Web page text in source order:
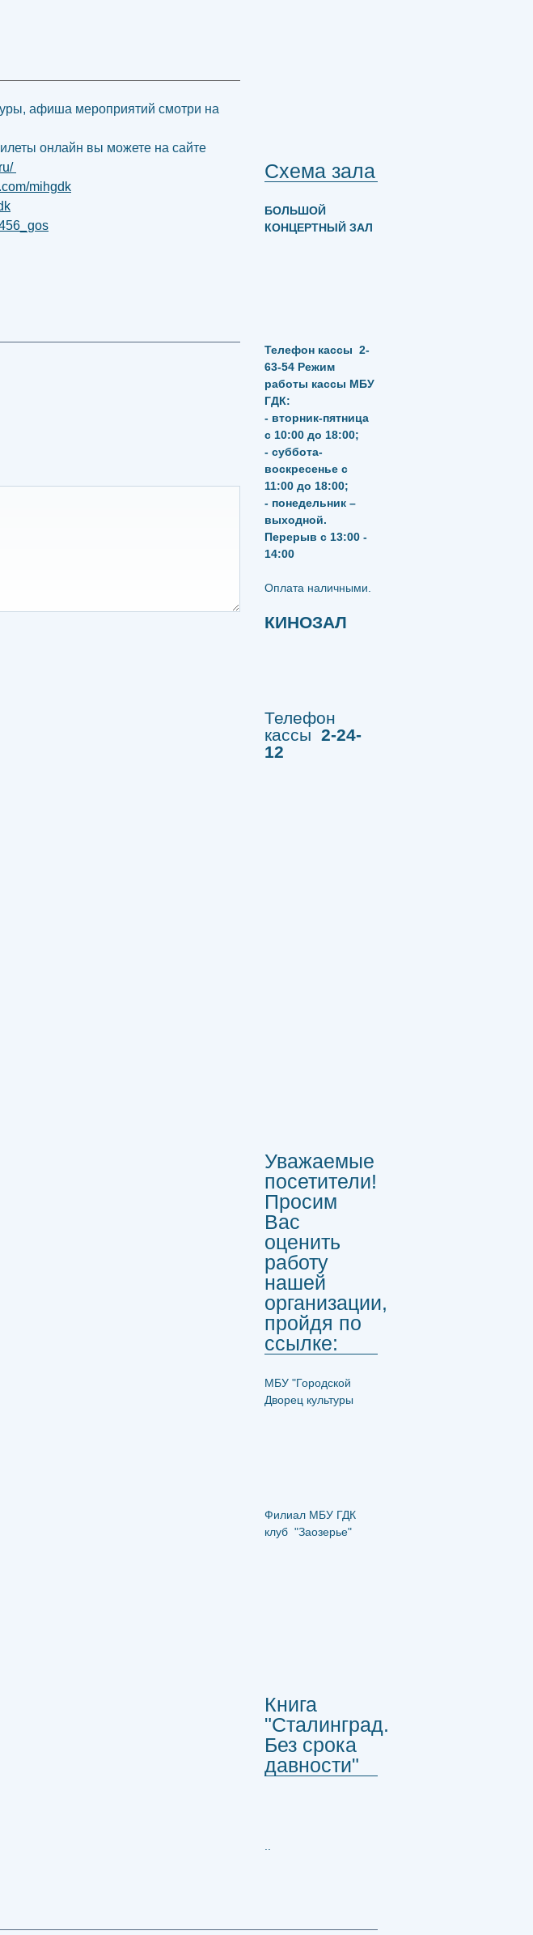
афиша мероприятий смотри на
онлайн вы можете на сайте
mihgdk
Схема зала
БОЛЬШОЙ
КОНЦЕРТНЫЙ ЗАЛ
Телефон кассы 2-
63-54 Режим
работы кассы МБУ
ГДК:
- вторник-пятница
с 10:00 до 18:00;
- суббота-
воскресенье с
11:00 до 18:00;
- понедельник –
выходной.
Перерыв с 13:00 -
14:00
​​​​​​​Оплата наличными.
КИНОЗАЛ
Телефон
кассы 2-24-
12
Уважаемые
посетители!
Просим
Вас
оценить
работу
нашей
организации,
пройдя по
ссылке:
МБУ "Городской
Дворец культуры
Филиал МБУ ГДК
клуб "Заозерье"
Книга
"Сталинград.
Без срока
давности"